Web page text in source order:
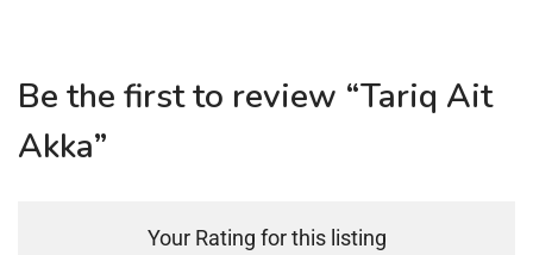
Be the first to review “Tariq Ait
Akka”
Your Rating for this listing